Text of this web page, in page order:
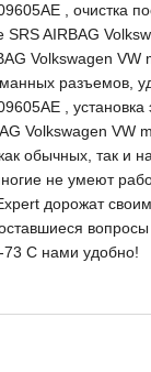
, очистка
SRS AIRBAG
Volkswagen
разъемов,
,
Volkswagen
обычных, так и
не умеют
дорожат
С нами удобно!